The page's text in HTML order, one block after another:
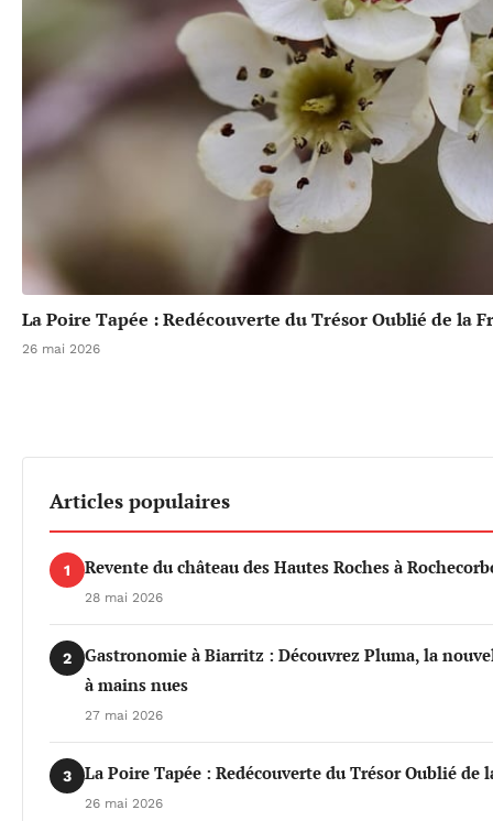
La Poire Tapée : Redécouverte du Trésor Oublié de la
26 mai 2026
Articles populaires
1 Revente du château des Hautes Roches à
28 mai 2026
2
Gastronomie à Biarritz : Découvrez Pluma, la
à mains nues
27 mai 2026
3 La Poire Tapée : Redécouverte du Trésor Oublié de
26 mai 2026